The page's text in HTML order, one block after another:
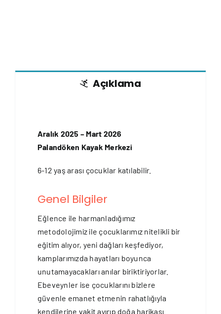
Açıklama
Aralık 2025 – Mart 2026
Palandöken Kayak Merkezi
6-12 yaş arası çocuklar katılabilir.
Genel Bilgiler
Eğlence ile harmanladığımız
metodolojimiz ile çocuklarımız nitelikli bir
eğitim alıyor, yeni dağları keşfediyor,
kamplarımızda hayatları boyunca
unutamayacakları anılar biriktiriyorlar.
Ebeveynler ise çocuklarını bizlere
güvenle emanet etmenin rahatlığıyla
kendilerine vakit ayırıp doğa harikası